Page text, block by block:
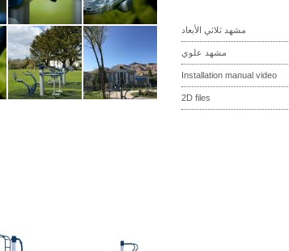
مشهد ثلاثي الأبعاد
مشهد علوي
Installation manual video
2D files